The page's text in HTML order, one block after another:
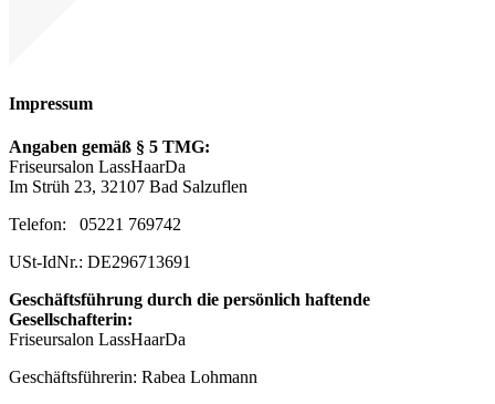
Impressum
Angaben gemäß § 5 TMG:
Friseursalon LassHaarDa
Im Strüh 23, 32107 Bad Salzuflen
Telefon: 05221 769742
USt-IdNr.: DE296713691
Geschäftsführung durch die persönlich haftende
Gesellschafterin:
Friseursalon LassHaarDa
Geschäftsführerin: Rabea Lohmann